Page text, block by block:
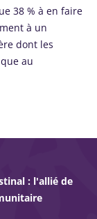
38 % à en faire
à un
dont les
au
: l'allié de